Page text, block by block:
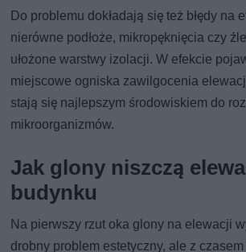
Do problemu dokładają się też błędy na
nierówne podłoże, mikropęknięcia czy
ułożone warstwy izolacji. W efekcie
miejscowe ogniska zawilgocenia
stają się najlepszym środowiskiem do
mikroorganizmów.
Jak glony niszczą
budynku
Na pierwszy rzut oka glony na elewacji
drobny problem estetyczny, ale z